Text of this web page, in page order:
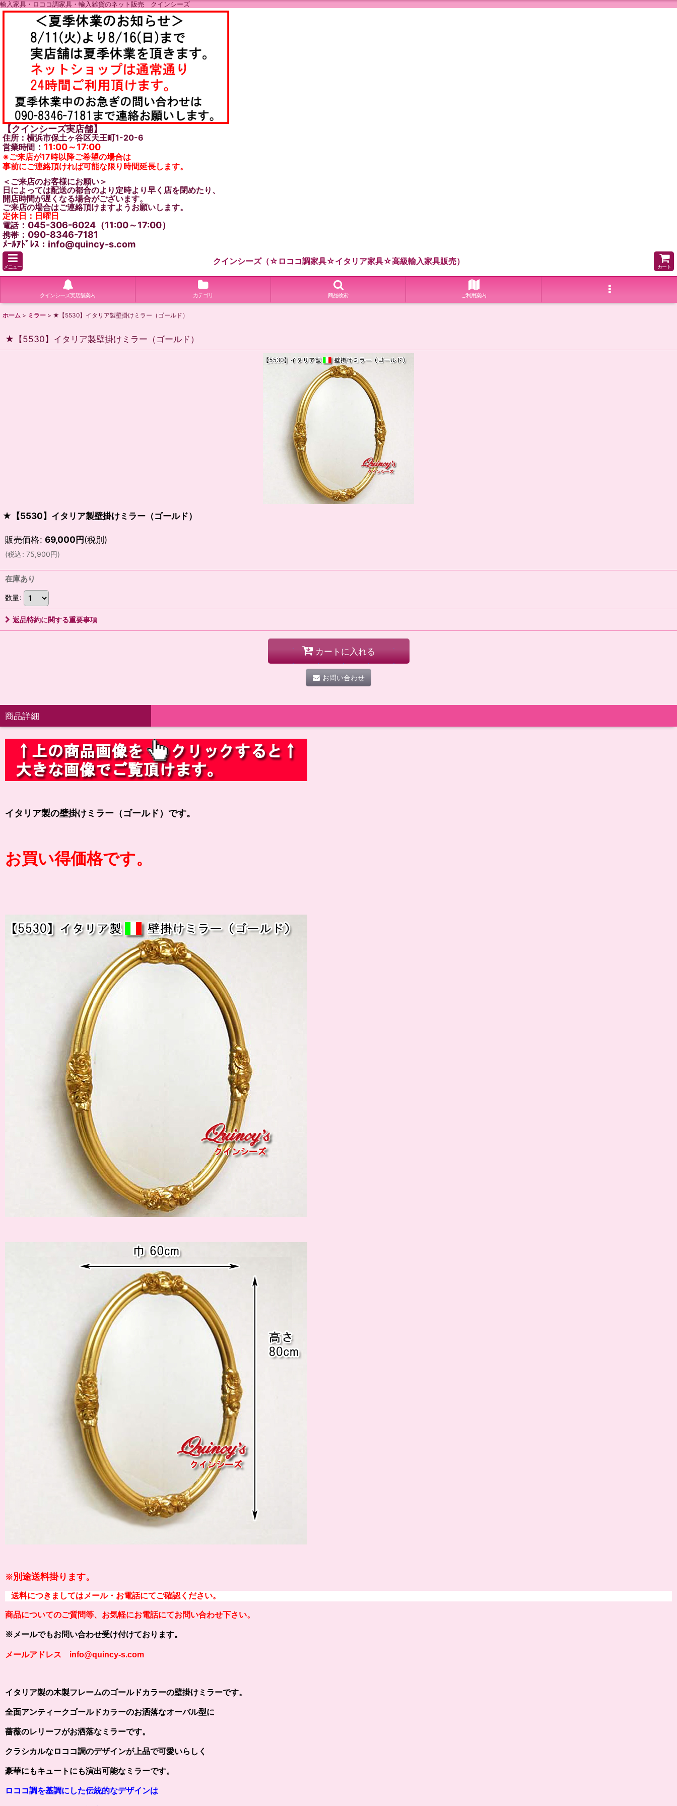
輸入家具・ロココ調家具・輸入雑貨のネット販売 クインシーズ
【クインシーズ実店舗】
住所：横浜市保土ヶ谷区天王町1-20-6
営業時間 ： 11:00～17:00
※ご来店が17時以降ご希望の場合は
事前にご連絡頂ければ可能な限り時間延長します。
＜ご来店のお客様にお願い＞
日によっては配送の都合のより定時より早く店を閉めたり、
開店時間が遅くなる場合がございます。
ご来店の場合はご連絡頂けますようお願いします。
定休日：日曜日
電話：045-306-6024（11:00～17:00）
携帯 ：090-8346-7181
ﾒｰﾙｱﾄﾞﾚｽ：info@quincy-s.com
メニュー
クインシーズ（☆ロココ調家具☆イタリア家具☆高級輸入家具販売）
カート
クインシーズ実店舗案内 カテゴリ 商品検索 ご利用案内
ホーム > ミラー > ★【5530】イタリア製壁掛けミラー（ゴールド）
★【5530】イタリア製壁掛けミラー（ゴールド）
★【5530】イタリア製壁掛けミラー（ゴールド）
販売価格: 69,000円(税別)
(税込: 75,900円)
在庫あり
数量:
返品特約に関する重要事項
カートに入れる
お問い合わせ
商品詳細
イタリア製の壁掛けミラー（ゴールド）です。
お買い得価格です。
※別途送料掛ります。
送料につきましてはメール・お電話にてご確認ください。
商品についてのご質問等、お気軽にお電話にてお問い合わせ下さい。
※メールでもお問い合わせ受け付けております。
メールアドレス info@quincy-s.com
イタリア製の木製フレームのゴールドカラーの壁掛けミラーです。
全面アンティークゴールドカラーのお洒落なオーバル型に
薔薇のレリーフがお洒落なミラーです。
クラシカルなロココ調のデザインが上品で可愛いらしく
豪華にもキュートにも演出可能なミラーです。
ロココ調を基調にした伝統的なデザインは